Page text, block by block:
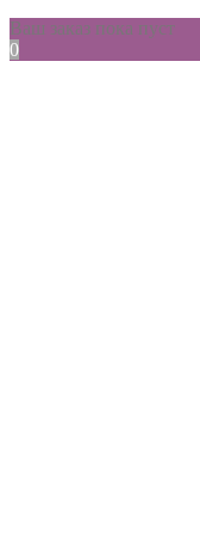
Ваш заказ пока пуст
0